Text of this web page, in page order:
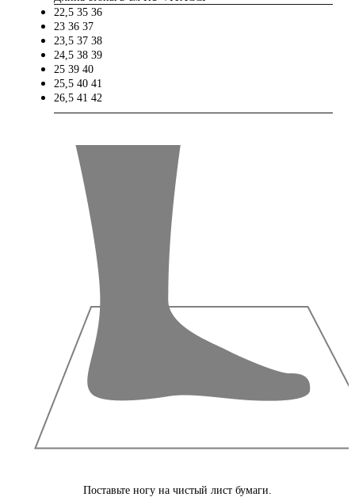
22,5 35 36
23 36 37
23,5 37 38
24,5 38 39
25 39 40
25,5 40 41
26,5 41 42
Поставьте ногу на чистый лист бумаги.